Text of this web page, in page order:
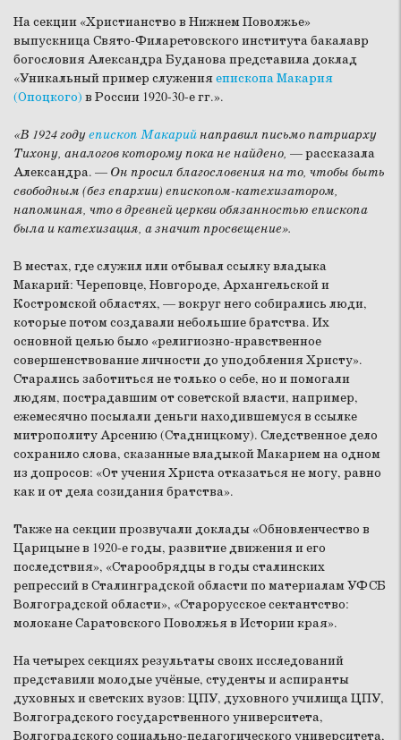
На секции «Христианство в Нижнем Поволжье»
выпускница Свято-Филаретовского института бакалавр
богословия Александра Буданова представила доклад
«Уникальный пример служенияепископа Макария
(Опоцкого) в России 1920-30-е гг.».
«В 1924 годуепископ Макарийнаправил письмо патриарху
Тихону, аналогов которому пока не найдено, — рассказала
Александра. — Он просил благословения на то, чтобы быть
свободным (без епархии) епископом-катехизатором,
напоминая, что в древней церкви обязанностью епископа
была и катехизация, а значит просвещение».
В местах, где служил или отбывал ссылку владыка
Макарий: Череповце, Новгороде, Архангельской и
Костромской областях, — вокруг него собирались люди,
которые потом создавали небольшие братства. Их
основной целью было «религиозно-нравственное
совершенствование личности до уподобления Христу».
Старались заботиться не только о себе, но и помогали
людям, пострадавшим от советской власти, например,
ежемесячно посылали деньги находившемуся в ссылке
митрополиту Арсению (Стадницкому). Следственное дело
сохранило слова, сказанные владыкой Макарием на одном
из допросов: «От учения Христа отказаться не могу, равно
как и от дела созидания братства».
Также на секции прозвучали доклады «Обновленчество в
Царицыне в 1920-е годы, развитие движения и его
последствия», «Старообрядцы в годы сталинских
репрессий в Сталинградской области по материалам УФСБ
Волгоградской области», «Старорусское сектантство:
молокане Саратовского Поволжья в Истории края».
На четырех секциях результаты своих исследований
представили молодые учёные, студенты и аспиранты
духовных и светских вузов: ЦПУ, духовного училища ЦПУ,
Волгоградского государственного университета,
Волгоградского социально-педагогического университета,